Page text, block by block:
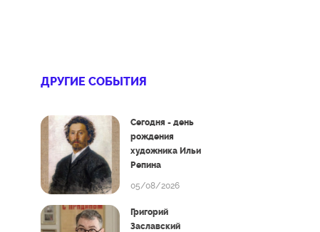
ДРУГИЕ СОБЫТИЯ
Сегодня - день
рождения
художника Ильи
Репина
05/08/2026
Григорий
Заславский